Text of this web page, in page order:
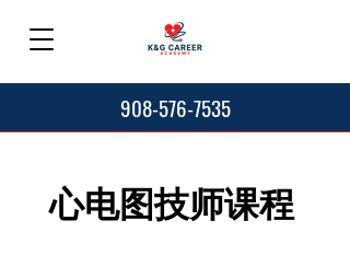
908-576-7535
心电图技师课程